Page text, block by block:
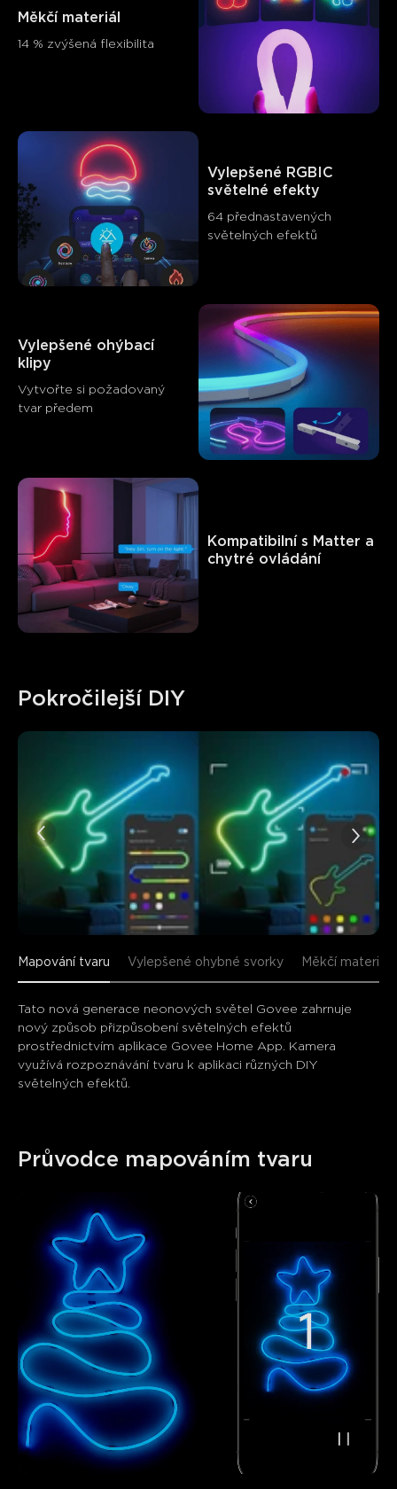
Měkčí materiál
14 % zvýšená flexibilita
Vylepšené RGBIC
světelné efekty
64 přednastavených
světelných efektů
Vylepšené ohýbací
klipy
Vytvořte si požadovaný
tvar předem
Kompatibilní s Matter a
chytré ovládání
Pokročilejší DIY
Mapování tvaru Vylepšené ohybné svorky Měkčí materiál
Tato nová generace neonových světel Govee zahrnuje
nový způsob přizpůsobení světelných efektů
prostřednictvím aplikace Govee Home App. Kamera
využívá rozpoznávání tvaru k aplikaci různých DIY
světelných efektů.
close